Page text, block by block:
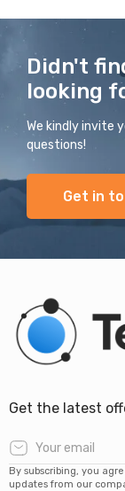
Didn't
looking
We kindly invite
questions!
Get in
Get the latest
By subscribing, you
updates from our